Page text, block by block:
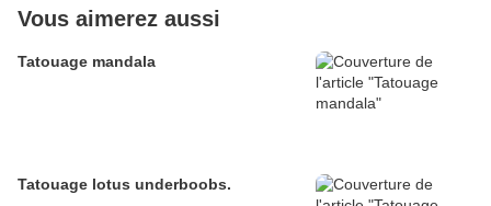
Vous aimerez aussi
Tatouage mandala
Tatouage lotus underboobs.